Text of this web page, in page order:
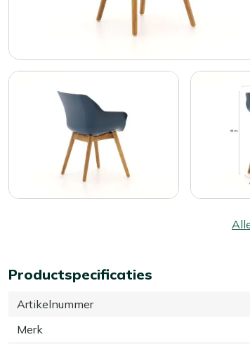
Productspecificaties
Artikelnummer
Merk